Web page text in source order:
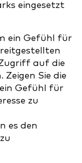
eingesetzt
ein Gefühl für
auf die
Sie die
Gefühl für
zu
es den